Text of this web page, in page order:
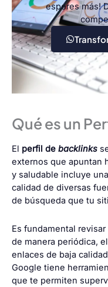
esperes más!
Qué es un
El perfil de backlinks
externos que apuntan
y saludable incluye
calidad de diversas
de búsqueda que tu
Es fundamental
de manera periódica,
enlaces de baja
Google tiene
que te permiten